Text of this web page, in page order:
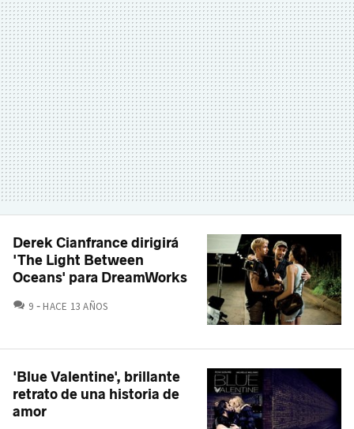
Derek Cianfrance dirigirá
'The Light Between
Oceans' para DreamWorks
9 COMENTARIOS
HACE 13 AÑOS
'Blue Valentine', brillante
retrato de una historia de
amor